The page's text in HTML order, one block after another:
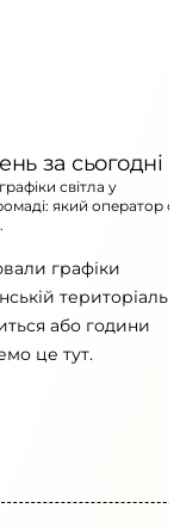
за сьогодні
світла у
який оператор
графіки
або години
це тут.